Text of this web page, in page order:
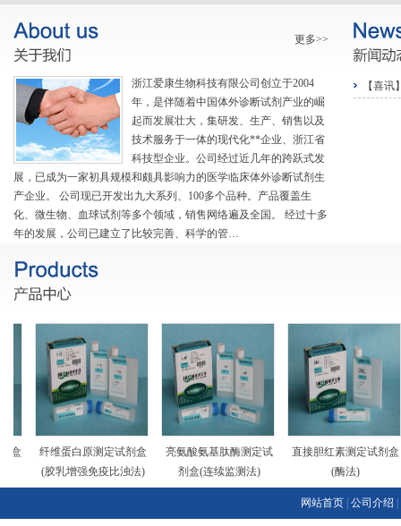
更多>>
浙江爱康生物科技有限公司创立于2004
年，是伴随着中国体外诊断试剂产业的崛
起而发展壮大，集研发、生产、销售以及
技术服务于一体的现代化**企业、浙江省
科技型企业。公司经过近几年的跨跃式发
展，已成为一家初具规模和颇具影响力的医学临床体外诊断试剂生
产企业。 公司现已开发出九大系列、100多个品种。产品覆盖生
化、微生物、血球试剂等多个领域，销售网络遍及全国。 经过十多
年的发展，公司已建立了比较完善、科学的管…
【喜
盒
纤维蛋白原测定试剂盒
(胶乳增强免疫比浊法)
亮氨酸氨基肽酶测定试
剂盒(连续监测法)
直接胆红素测定试剂盒
(酶法)
网站首页 公司介绍